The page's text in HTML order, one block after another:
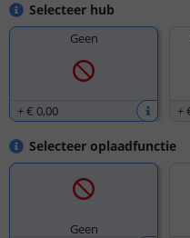
Selecteer hub
Geen
+€ 0,00 +
Selecteer oplaadfunctie
Geen